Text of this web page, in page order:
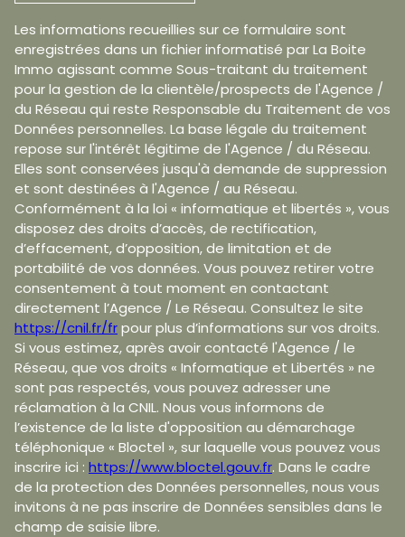
Les informations recueillies sur ce formulaire sont
enregistrées dans un fichier informatisé par La Boite
Immo agissant comme Sous-traitant du traitement
pour la gestion de la clientèle/prospects de l'Agence /
du Réseau qui reste Responsable du Traitement de vos
Données personnelles. La base légale du traitement
repose sur l'intérêt légitime de l'Agence / du Réseau.
Elles sont conservées jusqu'à demande de suppression
et sont destinées à l'Agence / au Réseau.
Conformément à la loi « informatique et libertés », vous
disposez des droits d’accès, de rectification,
d’effacement, d’opposition, de limitation et de
portabilité de vos données. Vous pouvez retirer votre
consentement à tout moment en contactant
directement l’Agence / Le Réseau. Consultez le site
https://cnil.fr/frpour plus d’informations sur vos droits.
Si vous estimez, après avoir contacté l'Agence / le
Réseau, que vos droits « Informatique et Libertés » ne
sont pas respectés, vous pouvez adresser une
réclamation à la CNIL. Nous vous informons de
l’existence de la liste d'opposition au démarchage
téléphonique « Bloctel », sur laquelle vous pouvez vous
inscrire ici : https://www.bloctel.gouv.fr. Dans le cadre
de la protection des Données personnelles, nous vous
invitons à ne pas inscrire de Données sensibles dans le
champ de saisie libre.